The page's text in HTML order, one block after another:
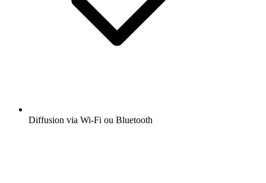
Diffusion via Wi-Fi ou Bluetooth